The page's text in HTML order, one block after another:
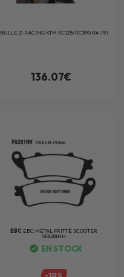
BULLE Z-RACING KTM RC125/RC390 (14-19)
136.07€
EBC EBC MÉTAL FRITTÉ SCOOTER
SFA281HH
EN STOCK
-10%